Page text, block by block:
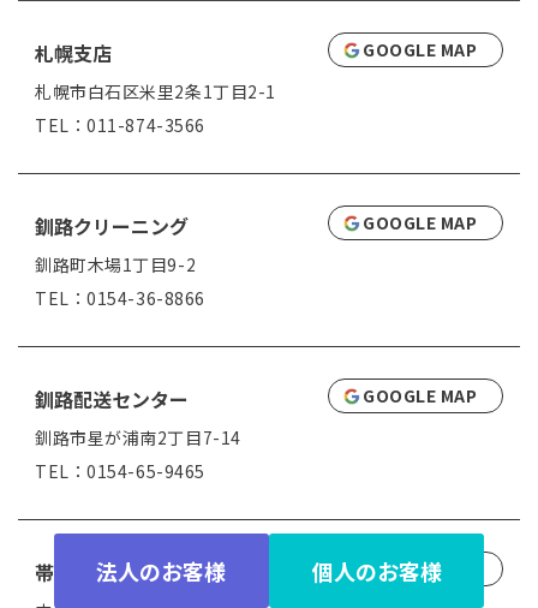
法人のお客様 個人のお客様
札幌支店
札幌市白石区米里2条1丁目2-1
TEL：011-874-3566
GOOGLE MAP
釧路クリーニング
釧路町木場1丁目9-2
TEL：0154-36-8866
GOOGLE MAP
釧路配送センター
釧路市星が浦南2丁目7-14
TEL：0154-65-9465
GOOGLE MAP
帯広営業所 GOOGLE MAP